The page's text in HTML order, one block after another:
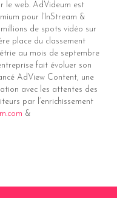
le web. AdVideum est
pour l’InStream &
millions de spots vidéo sur
place du classement
au mois de septembre
fait évoluer son
AdView Content, une
avec les attentes des
par l’enrichissement
&